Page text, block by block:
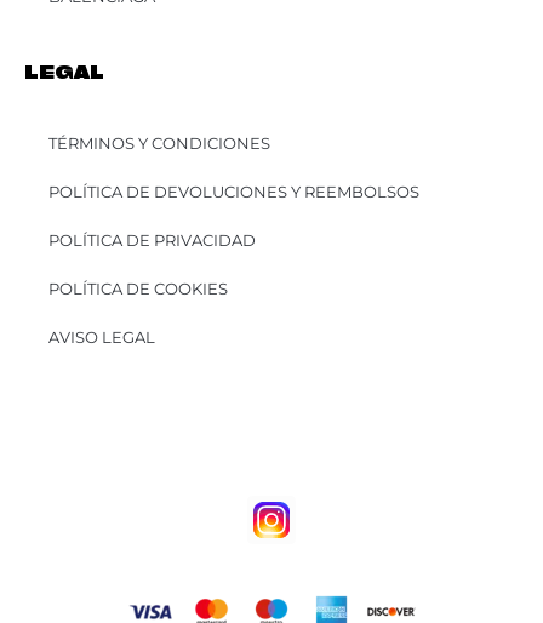
LEGAL
TÉRMINOS Y CONDICIONES
POLÍTICA DE DEVOLUCIONES Y REEMBOLSOS
POLÍTICA DE PRIVACIDAD
POLÍTICA DE COOKIES
AVISO LEGAL